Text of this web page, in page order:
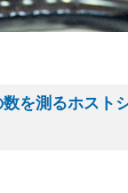
を測るホスト